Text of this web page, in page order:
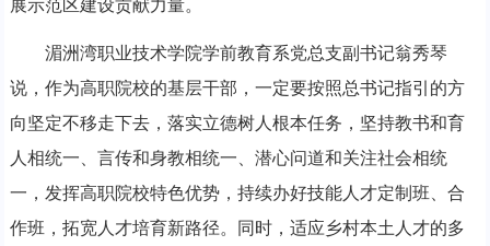
展示范区建设贡献力量。
湄洲湾职业技术学院学前教育系党总支副书记翁秀琴
说，作为高职院校的基层干部，一定要按照总书记指引的方
向坚定不移走下去，落实立德树人根本任务，坚持教书和育
人相统一、言传和身教相统一、潜心问道和关注社会相统
一，发挥高职院校特色优势，持续办好技能人才定制班、合
作班，拓宽人才培育新路径。同时，适应乡村本土人才的多